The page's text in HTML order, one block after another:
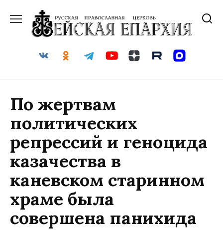
содержанию
По жертвам
политических
репрессий и геноцида
казачества в
каневском старинном
храме была
совершена панихида